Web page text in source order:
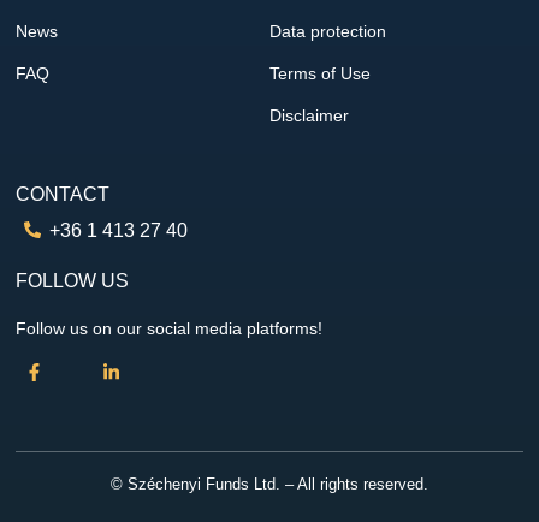
News
FAQ
Data protection
Terms of Use
Disclaimer
CONTACT
+36 1 413 27 40
FOLLOW US
Follow us on our social media platforms!
© Széchenyi Funds Ltd. – All rights reserved.